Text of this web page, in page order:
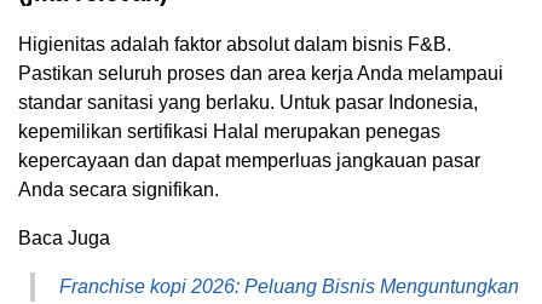
Higienitas adalah faktor absolut dalam bisnis F&B.
Pastikan seluruh proses dan area kerja Anda melampaui
standar sanitasi yang berlaku. Untuk pasar Indonesia,
kepemilikan sertifikasi Halal merupakan penegas
kepercayaan dan dapat memperluas jangkauan pasar
Anda secara signifikan.
Baca Juga
Franchise kopi 2026: Peluang Bisnis Menguntungkan